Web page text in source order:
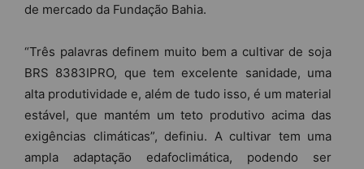
de mercado da Fundação Bahia.
“Três palavras definem muito bem a cultivar de soja
BRS 8383IPRO, que tem excelente sanidade, uma
alta produtividade e, além de tudo isso, é um material
estável, que mantém um teto produtivo acima das
exigências climáticas”, definiu. A cultivar tem uma
ampla adaptação edafoclimática, podendo ser